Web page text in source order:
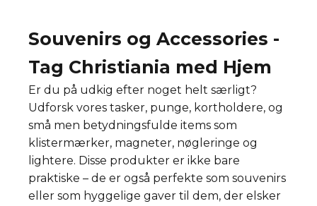
Souvenirs og Accessories -
Tag Christiania med Hjem
Er du på udkig efter noget helt særligt?
Udforsk vores tasker, punge, kortholdere, og
små men betydningsfulde items som
klistermærker, magneter, nøgleringe og
lightere. Disse produkter er ikke bare
praktiske – de er også perfekte som souvenirs
eller som hyggelige gaver til dem, der elsker